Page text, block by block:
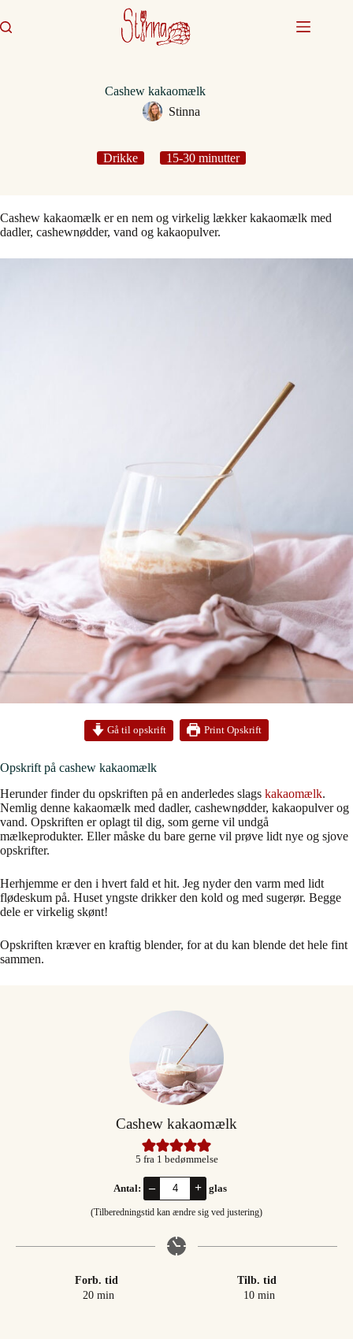
til
indhold
Cashew kakaomælk
Stinna
Drikke 15-30 minutter
Cashew kakaomælk er en nem og virkelig lækker kakaomælk med
dadler, cashewnødder, vand og kakaopulver.
Gå til opskrift Print Opskrift
Opskrift på cashew kakaomælk
Herunder finder du opskriften på en anderledes slags kakaomælk.
Nemlig denne kakaomælk med dadler, cashewnødder, kakaopulver og
vand. Opskriften er oplagt til dig, som gerne vil undgå
mælkeprodukter. Eller måske du bare gerne vil prøve lidt nye og sjove
opskrifter.
Herhjemme er den i hvert fald et hit. Jeg nyder den varm med lidt
flødeskum på. Huset yngste drikker den kold og med sugerør. Begge
dele er virkelig skønt!
Opskriften kræver en kraftig blender, for at du kan blende det hele fint
sammen.
Cashew kakaomælk
5 fra 1 bedømmelse
Antal: – + glas
(Tilberedningstid kan ændre sig ved justering)
Forb. tid
20minutter
min
Tilb. tid
10minutter
min